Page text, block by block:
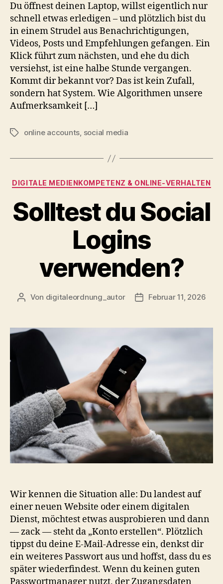
Du öffnest deinen Laptop, willst eigentlich nur
schnell etwas erledigen – und plötzlich bist du
in einem Strudel aus Benachrichtigungen,
Videos, Posts und Empfehlungen gefangen. Ein
Klick führt zum nächsten, und ehe du dich
versiehst, ist eine halbe Stunde vergangen.
Kommt dir bekannt vor? Das ist kein Zufall,
sondern hat System. Wie Algorithmen unsere
Aufmerksamkeit […]
Schlagwörter
online accounts, social media
Kategorien
DIGITALE MEDIENKOMPETENZ & ONLINE‑VERHALTEN
Solltest du Social
Logins
verwenden?
Beitragsautor
Von digitaleordnung_autor Februar 11, 2026
Wir kennen die Situation alle: Du landest auf
einer neuen Website oder einem digitalen
Dienst, möchtest etwas ausprobieren und dann
— zack — steht da „Konto erstellen“. Plötzlich
tippst du deine E‑Mail-Adresse ein, denkst dir
ein weiteres Passwort aus und hoffst, dass du es
später wiederfindest. Wenn du keinen guten
Passwortmanager nutzt, der Zugangsdaten